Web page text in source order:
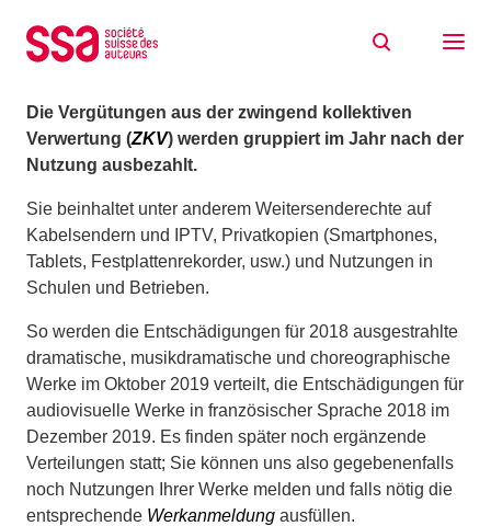
Die Vergütungen aus der zwingend kollektiven
Verwertung (ZKV) werden gruppiert im Jahr nach der
Nutzung ausbezahlt.
Sie beinhaltet unter anderem Weitersenderechte auf
Kabelsendern und IPTV, Privatkopien (Smartphones,
Tablets, Festplattenrekorder, usw.) und Nutzungen in
Schulen und Betrieben.
So werden die Entschädigungen für 2018 ausgestrahlte
dramatische, musikdramatische und choreographische
Werke im Oktober 2019 verteilt, die Entschädigungen für
audiovisuelle Werke in französischer Sprache 2018 im
Dezember 2019. Es finden später noch ergänzende
Verteilungen statt; Sie können uns also gegebenenfalls
noch Nutzungen Ihrer Werke melden und falls nötig die
entsprechende Werkanmeldung ausfüllen.